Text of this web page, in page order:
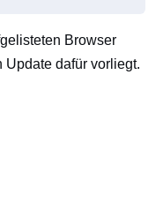
Browser
Update dafür vorliegt.